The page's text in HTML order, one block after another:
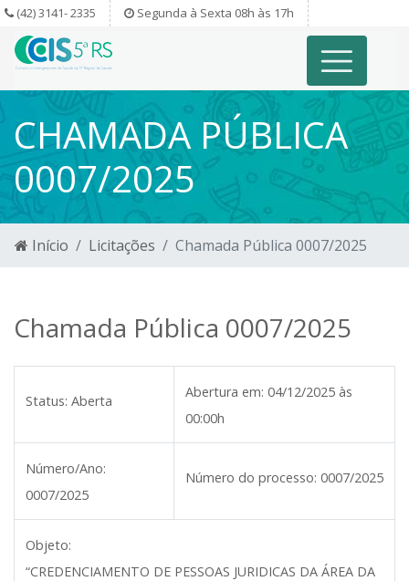
(42) 3141- 2335 Segunda à Sexta 08h às 17h
CHAMADA PÚBLICA
0007/2025
Início Licitações Chamada Pública 0007/2025
Chamada Pública 0007/2025
Status: Aberta
Abertura em: 04/12/2025 às
00:00h
Número/Ano:
0007/2025
Número do processo: 0007/2025
Objeto:
“CREDENCIAMENTO DE PESSOAS JURIDICAS DA ÁREA DA